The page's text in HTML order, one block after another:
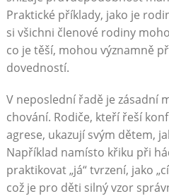
Praktické příklady, jako je
si všichni členové rodiny
co je těší, mohou významně
dovedností.
V neposlední řadě je zásadní
chování. Rodiče, kteří řeší
agrese, ukazují svým dětem,
Například namísto křiku při
praktikovat „já“ tvrzení, jako
což je pro děti silný vzor